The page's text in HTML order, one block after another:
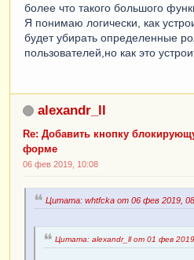
более что такого большого
Я понимаю логически, как
будет убирать определенные
пользователей,но как это
alexandr_ll
Re: Добавить кнопку
форме
06 фев 2019, 10:08
Цитата: whtfcka от 06 фев 2019,
Цитата: alexandr_ll от 01 фев